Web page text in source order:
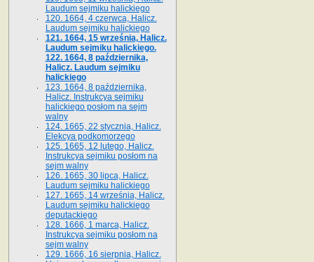
Laudum sejmiku halickiego
120. 1664, 4 czerwca, Halicz.
Laudum sejmiku halickiego
121. 1664, 15 września, Halicz.
Laudum sejmiku halickiego.
122. 1664, 8 października,
Halicz. Laudum sejmiku
halickiego
123. 1664, 8 października,
Halicz. Instrukcya sejmiku
halickiego posłom na sejm
walny
124. 1665, 22 stycznia, Halicz.
Elekcya podkomorzego
125. 1665, 12 lutego, Halicz.
Instrukcya sejmiku posłom na
sejm walny
126. 1665, 30 lipca, Halicz.
Laudum sejmiku halickiego
127. 1665, 14 września, Halicz.
Laudum sejmiku halickiego
deputackiego
128. 1666, 1 marca, Halicz.
Instrukcya sejmiku posłom na
sejm walny
129. 1666, 16 sierpnia, Halicz.